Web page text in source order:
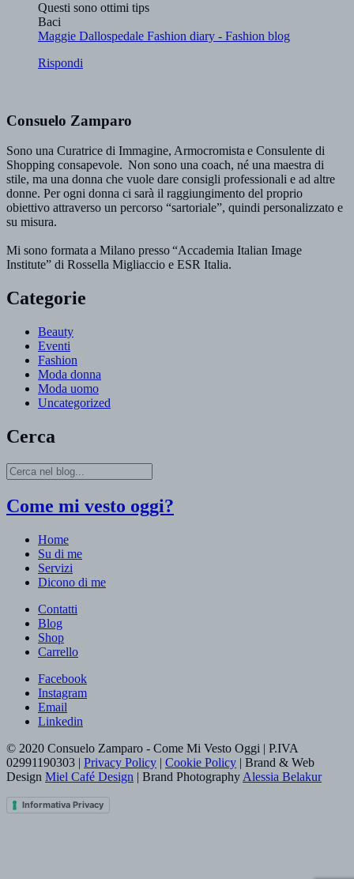
Questi sono ottimi tips
Baci
Maggie Dallospedale Fashion diary - Fashion blog
Rispondi
Consuelo Zamparo
Sono una Curatrice di Immagine, Armocromista e Consulente di
Shopping consapevole. Non sono una coach, né una maestra di
stile, ma una donna che vuole dare consigli professionali e ad altre
donne. Per ogni donna ci sarà il raggiungimento del proprio
obiettivo attraverso un percorso “sartoriale”, quindi personalizzato e
su misura.
Mi sono formata a Milano presso “Accademia Italian Image
Institute” di Rossella Migliaccio e ESR Italia.
Categorie
Beauty
Eventi
Fashion
Moda donna
Moda uomo
Uncategorized
Cerca
Come mi vesto oggi?
Home
Su di me
Servizi
Dicono di me
Contatti
Blog
Shop
Carrello
Facebook
Instagram
Email
Linkedin
© 2020 Consuelo Zamparo - Come Mi Vesto Oggi | P.IVA
02991190303 | Privacy Policy | Cookie Policy | Brand & Web
Design Miel Café Design | Brand Photography Alessia Belakur
Informativa Privacy